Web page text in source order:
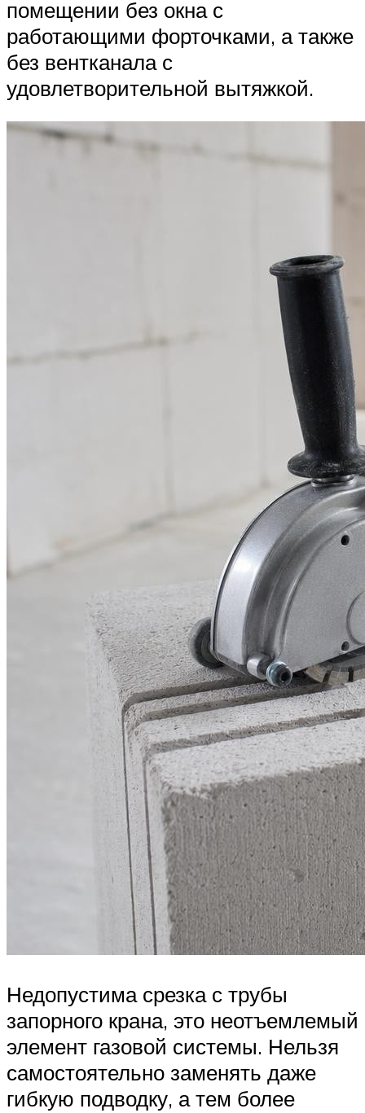
помещении без окна с
работающими форточками, а также
без вентканала с
удовлетворительной вытяжкой.
Недопустима срезка с трубы
запорного крана, это неотъемлемый
элемент газовой системы. Нельзя
самостоятельно заменять даже
гибкую подводку, а тем более